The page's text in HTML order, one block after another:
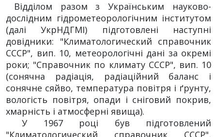
Відділом разом з Українським науково-
дослідним гідрометеорологічним інститутом
(далі УкрНДГМІ) підготовлені наступні
довідники: "Климатологический справочник
СССР", вип. 10, метеорологічні дані за окремі
роки; "Справочник по климату СССР", вип. 10
(сонячна радіація, радіаційний баланс і
сонячне сяйво, температура повітря і ґрунту,
вологість повітря, опади і сніговий покрив,
хмарність і атмосферні явища).
У 1967 році був підготовлений